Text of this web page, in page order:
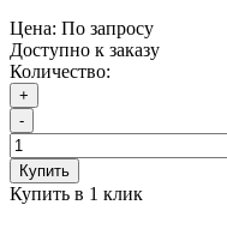
Цена: По запросу
Доступно к заказу
Количество:
+
-
Купить
Купить в 1 клик